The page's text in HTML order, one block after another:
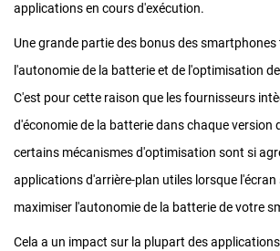
applications en cours d'exécution.
Une grande partie des bonus des
l'autonomie de la batterie et de l'optimisation
C'est pour cette raison que les fournisseurs
d'économie de la batterie dans chaque version
certains mécanismes d'optimisation sont si
applications d'arrière-plan utiles lorsque
maximiser l'autonomie de la batterie de votre
Cela a un impact sur la plupart des